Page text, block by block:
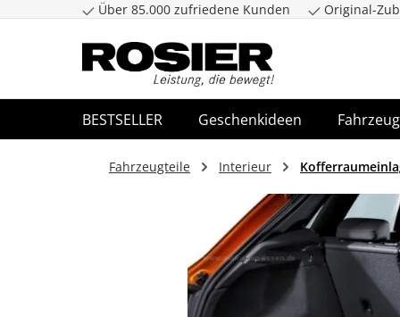
Zum Hauptinhalt springen Zur Suche
Über 85.000 zufriedene Kunden Original-
BESTSELLER Geschenkideen
Fahrzeugteile Interieur